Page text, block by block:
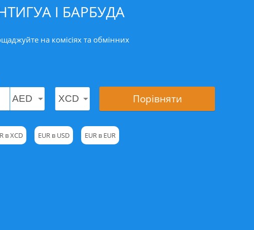
І БАРБУДА
на комісіях та обмінних
Порівняти
в XCD EUR в USD EUR в EUR